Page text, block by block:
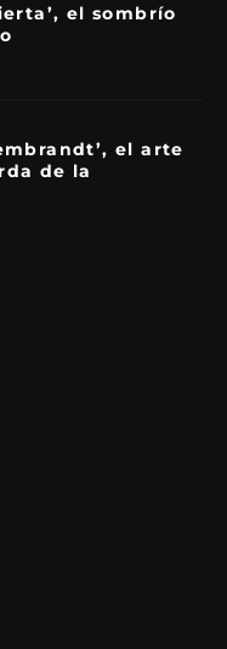
el sombrío
el arte
de la